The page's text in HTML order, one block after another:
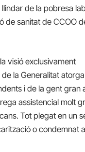
de la pobresa
de sanitat de CCOO
visió exclusivament
la Generalitat
i de la gent gran
assistencial molt
Tot plegat en un
o condemnat